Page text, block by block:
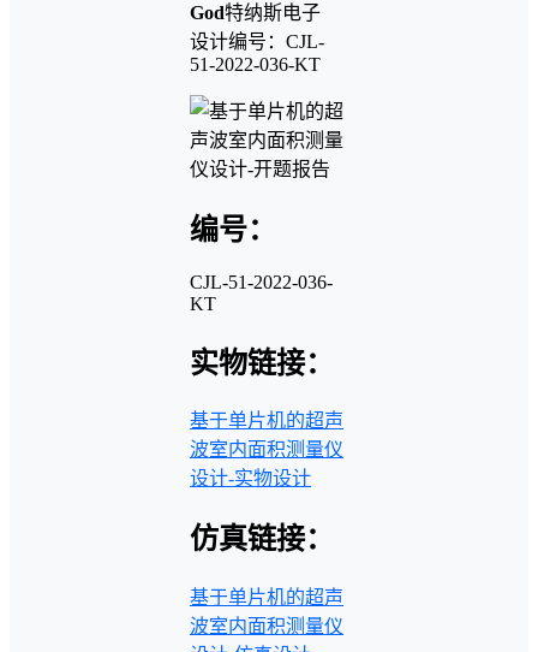
God特纳斯电子
设计编号：CJL-
51-2022-036-KT
编号：
CJL-51-2022-036-
KT
实物链接：
基于单片机的超声
波室内面积测量仪
设计-实物设计
仿真链接：
基于单片机的超声
波室内面积测量仪